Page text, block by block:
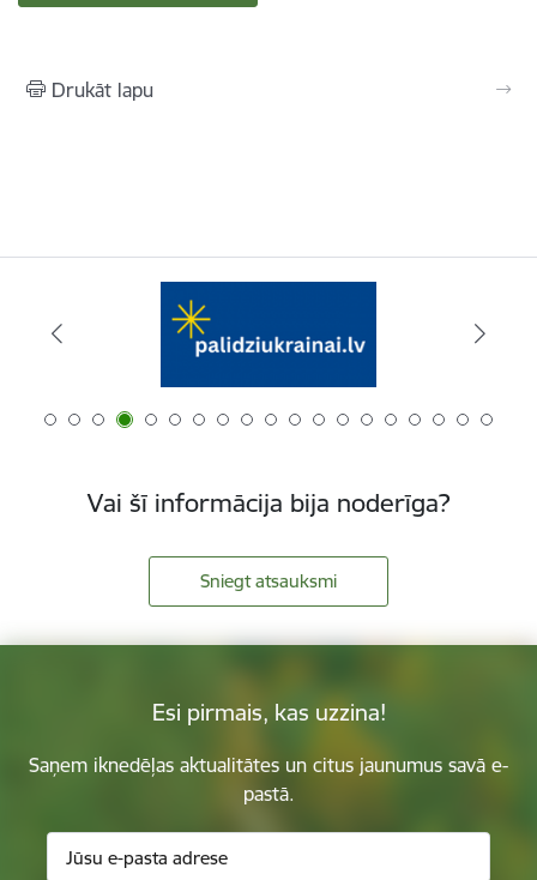
Drukāt lapu
Vai šī informācija bija noderīga?
Sniegt atsauksmi
Esi pirmais, kas uzzina!
Saņem iknedēļas aktualitātes un citus jaunumus savā e-
pastā.